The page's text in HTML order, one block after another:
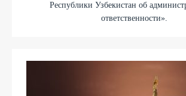
Республики Узбекистан об
ответственности».